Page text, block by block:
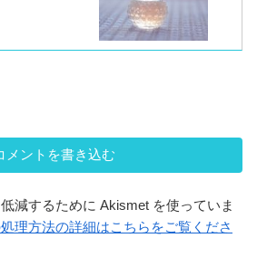
メントを書き込む
減するために Akismet を使っていま
理方法の詳細はこちらをご覧くださ